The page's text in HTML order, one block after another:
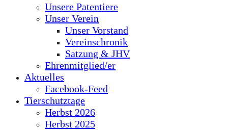
Unsere Patentiere
Unser Verein
Unser Vorstand
Vereinschronik
Satzung & JHV
Ehrenmitglied/er
Aktuelles
Facebook-Feed
Tierschutztage
Herbst 2026
Herbst 2025